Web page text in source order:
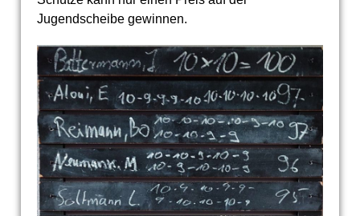
Jugendscheibe gewinnen.